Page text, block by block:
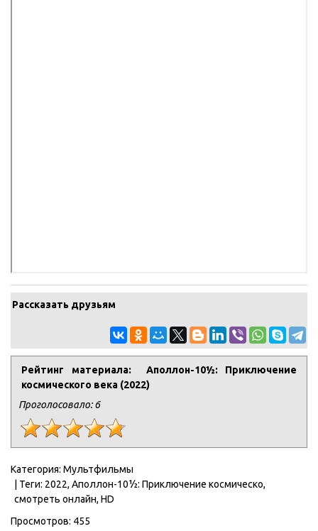
Рассказать друзьям
Рейтинг материала: Аполлон-10½: Приключение
космического века (2022)
Проголосовало:6
Категория: Мультфильмы
| Теги: 2022, Аполлон-10½: Приключение космическо,
смотреть онлайн, HD
Просмотров: 455